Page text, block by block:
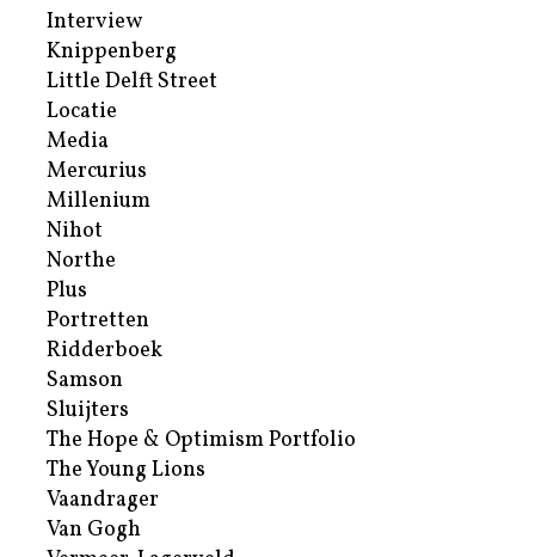
Interview
Knippenberg
Little Delft Street
Locatie
Media
Mercurius
Millenium
Nihot
Northe
Plus
Portretten
Ridderboek
Samson
Sluijters
The Hope & Optimism Portfolio
The Young Lions
Vaandrager
Van Gogh